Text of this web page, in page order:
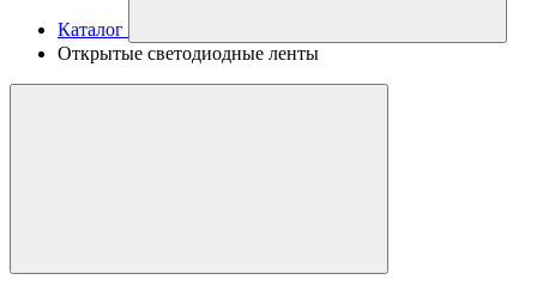
Каталог
Открытые светодиодные ленты